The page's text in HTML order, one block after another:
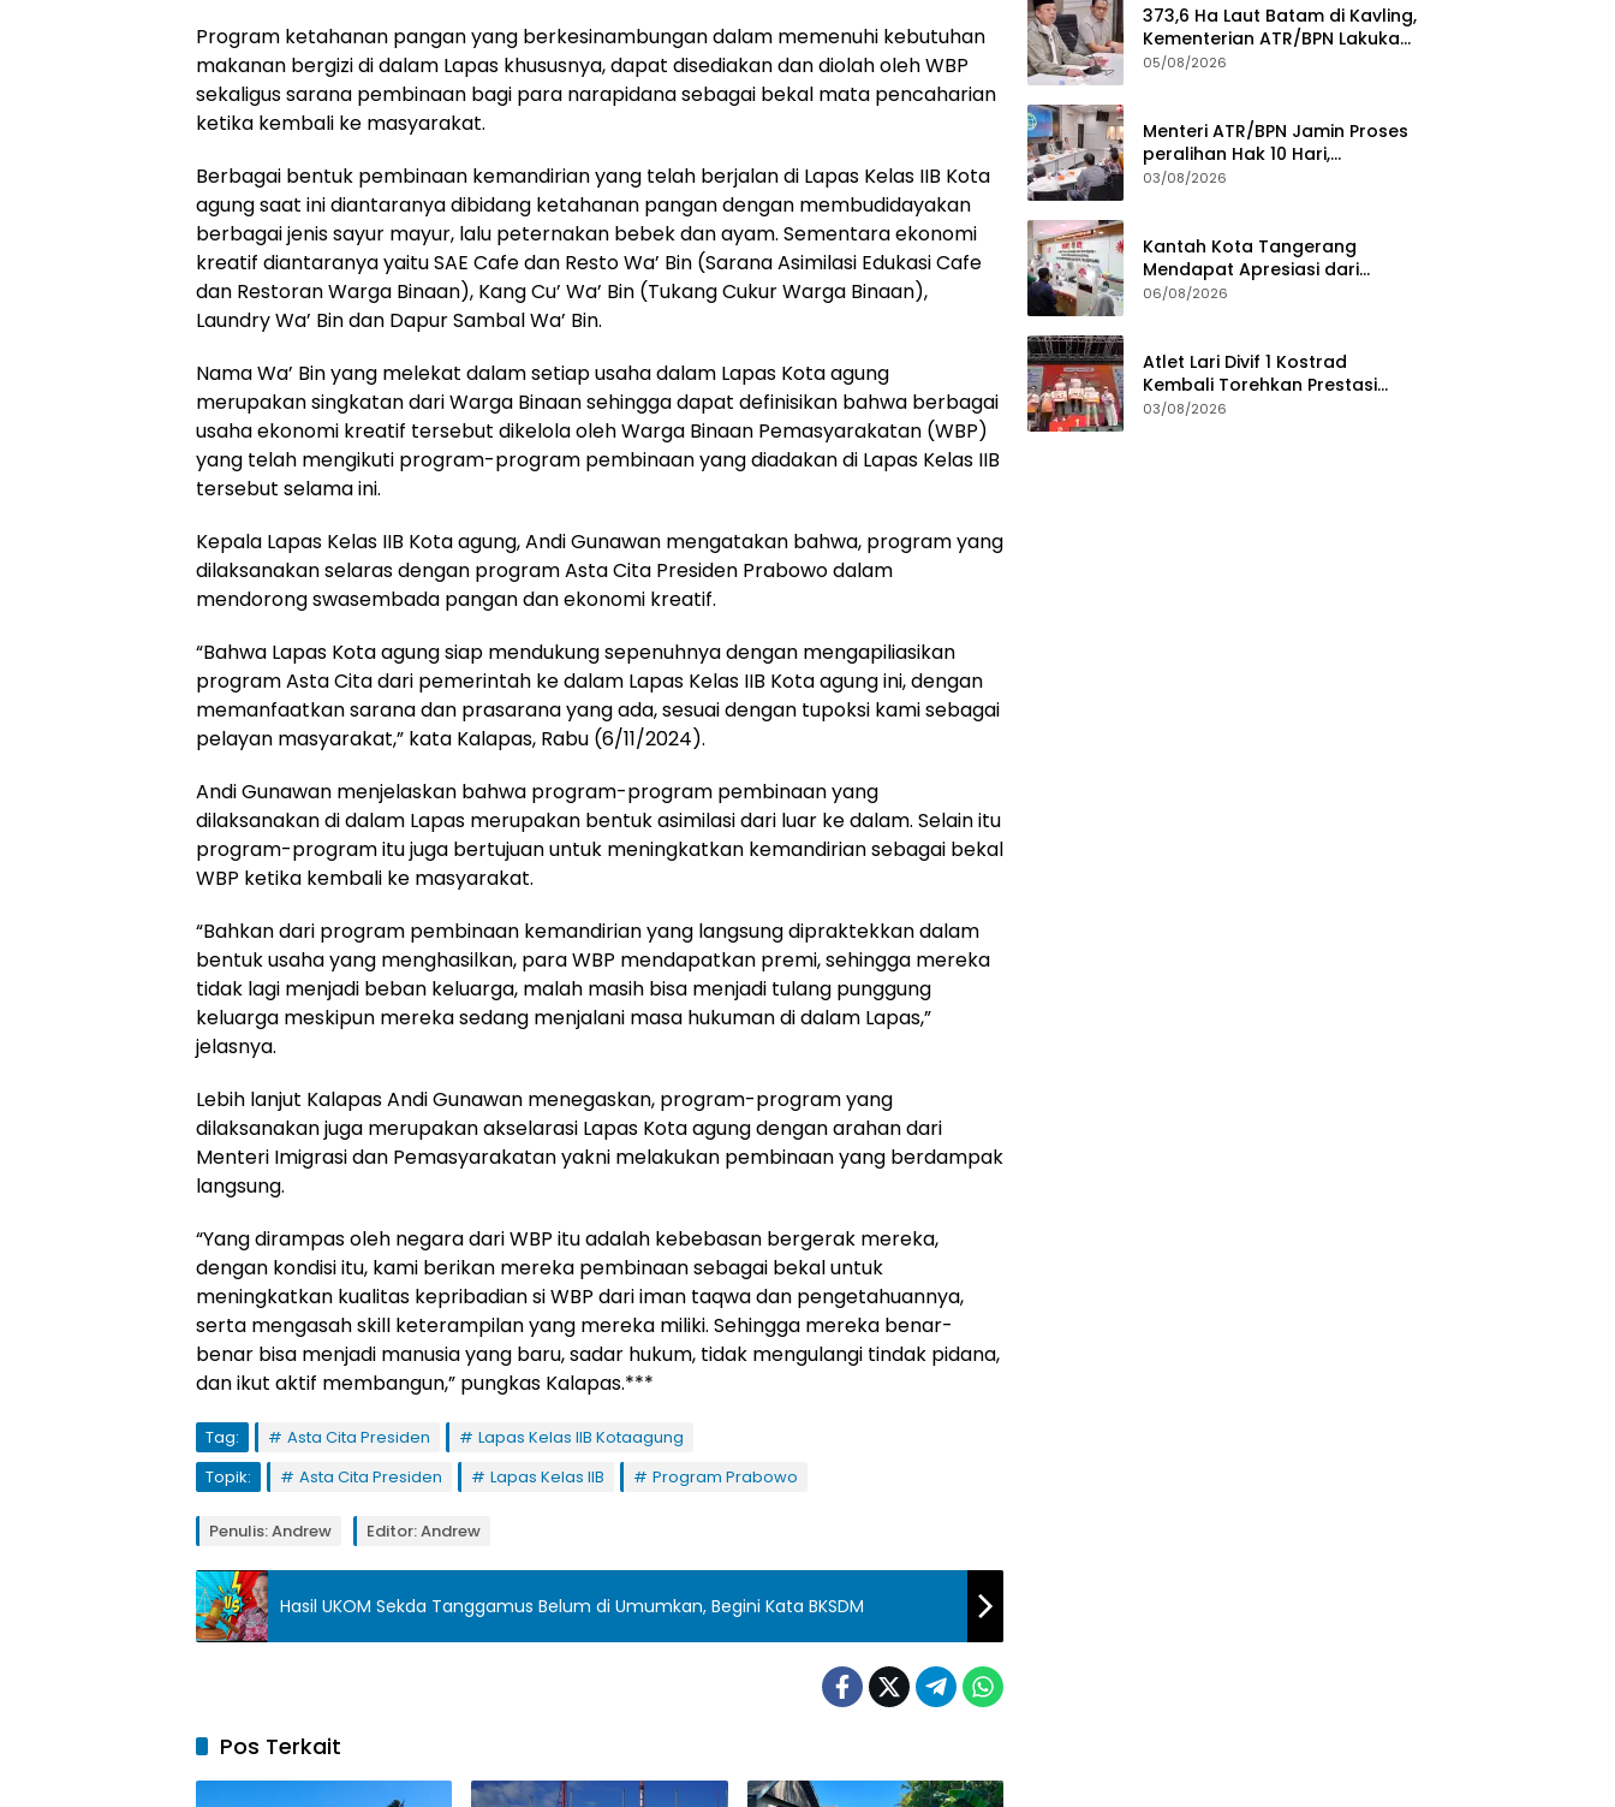
Program ketahanan pangan yang berkesinambungan dalam memenuhi kebutuhan
makanan bergizi di dalam Lapas khususnya, dapat disediakan dan diolah oleh WBP
sekaligus sarana pembinaan bagi para narapidana sebagai bekal mata pencaharian
ketika kembali ke masyarakat.
Berbagai bentuk pembinaan kemandirian yang telah berjalan di Lapas Kelas IIB Kota
agung saat ini diantaranya dibidang ketahanan pangan dengan membudidayakan
berbagai jenis sayur mayur, lalu peternakan bebek dan ayam. Sementara ekonomi
kreatif diantaranya yaitu SAE Cafe dan Resto Wa’ Bin (Sarana Asimilasi Edukasi Cafe
dan Restoran Warga Binaan), Kang Cu’ Wa’ Bin (Tukang Cukur Warga Binaan),
Laundry Wa’ Bin dan Dapur Sambal Wa’ Bin.
Nama Wa’ Bin yang melekat dalam setiap usaha dalam Lapas Kota agung
merupakan singkatan dari Warga Binaan sehingga dapat definisikan bahwa berbagai
usaha ekonomi kreatif tersebut dikelola oleh Warga Binaan Pemasyarakatan (WBP)
yang telah mengikuti program-program pembinaan yang diadakan di Lapas Kelas IIB
tersebut selama ini.
Kepala Lapas Kelas IIB Kota agung, Andi Gunawan mengatakan bahwa, program yang
dilaksanakan selaras dengan program Asta Cita Presiden Prabowo dalam
mendorong swasembada pangan dan ekonomi kreatif.
“Bahwa Lapas Kota agung siap mendukung sepenuhnya dengan mengapiliasikan
program Asta Cita dari pemerintah ke dalam Lapas Kelas IIB Kota agung ini, dengan
memanfaatkan sarana dan prasarana yang ada, sesuai dengan tupoksi kami sebagai
pelayan masyarakat,” kata Kalapas, Rabu (6/11/2024).
Andi Gunawan menjelaskan bahwa program-program pembinaan yang
dilaksanakan di dalam Lapas merupakan bentuk asimilasi dari luar ke dalam. Selain itu
program-program itu juga bertujuan untuk meningkatkan kemandirian sebagai bekal
WBP ketika kembali ke masyarakat.
“Bahkan dari program pembinaan kemandirian yang langsung dipraktekkan dalam
bentuk usaha yang menghasilkan, para WBP mendapatkan premi, sehingga mereka
tidak lagi menjadi beban keluarga, malah masih bisa menjadi tulang punggung
keluarga meskipun mereka sedang menjalani masa hukuman di dalam Lapas,”
jelasnya.
Lebih lanjut Kalapas Andi Gunawan menegaskan, program-program yang
dilaksanakan juga merupakan akselarasi Lapas Kota agung dengan arahan dari
Menteri Imigrasi dan Pemasyarakatan yakni melakukan pembinaan yang berdampak
langsung.
“Yang dirampas oleh negara dari WBP itu adalah kebebasan bergerak mereka,
dengan kondisi itu, kami berikan mereka pembinaan sebagai bekal untuk
meningkatkan kualitas kepribadian si WBP dari iman taqwa dan pengetahuannya,
serta mengasah skill keterampilan yang mereka miliki. Sehingga mereka benar-
benar bisa menjadi manusia yang baru, sadar hukum, tidak mengulangi tindak pidana,
dan ikut aktif membangun,” pungkas Kalapas.***
Tag: Asta Cita Presiden
Lapas Kelas IIB Kotaagung
Topik:
Asta Cita Presiden Lapas Kelas IIB Program Prabowo
Penulis: Andrew Editor: Andrew
Hasil UKOM Sekda Tanggamus Belum di Umumkan, Begini Kata BKSDM
Pos Terkait
373,6 Ha Laut Batam di Kavling,
Kementerian ATR/BPN Lakukan
Investigasi
05/08/2026
Menteri ATR/BPN Jamin Proses
peralihan Hak 10 Hari,
Pengukuran Terjadwal Waktu
03/08/2026
Kantah Kota Tangerang
Mendapat Apresiasi dari
Masyarakat Pelaksanaan
06/08/2026
Atlet Lari Divif 1 Kostrad
Kembali Torehkan Prestasi
Gemilang di Berbagai Ajang
03/08/2026